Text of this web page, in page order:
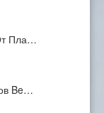
Пла…
Be…